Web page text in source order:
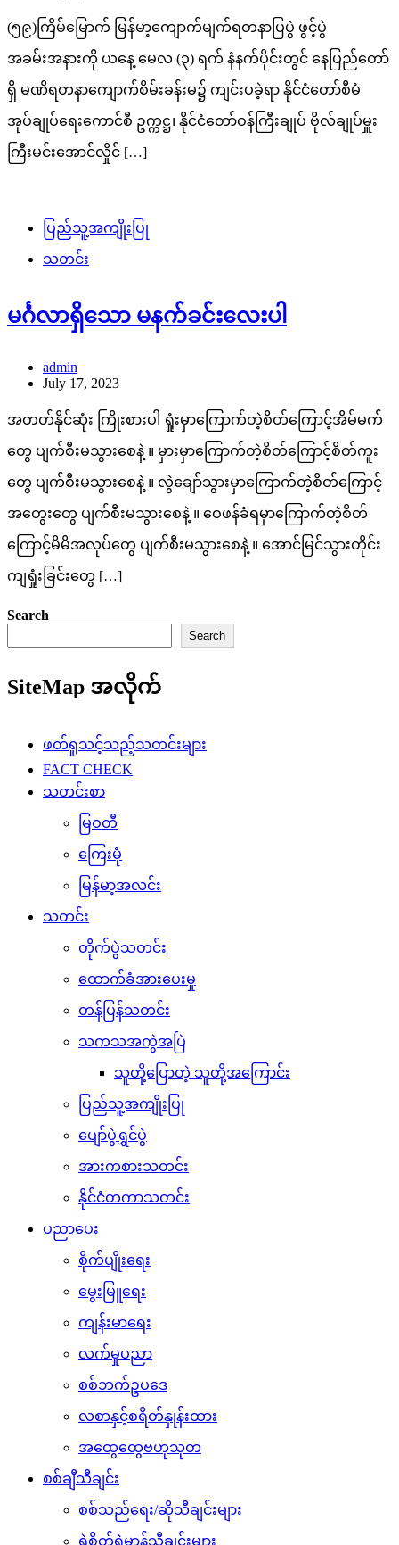
(၅၉)ကြိမ်မြောက် မြန်မာ့ကျောက်မျက်ရတနာပြပွဲ ဖွင့်ပွဲ
အခမ်းအနားကို ယနေ့ မေလ (၃) ရက် နံနက်ပိုင်းတွင် နေပြည်တော်
ရှိ မဏိရတနာကျောက်စိမ်းခန်းမ၌ ကျင်းပခဲ့ရာ နိုင်ငံတော်စီမံ
အုပ်ချုပ်ရေးကောင်စီ ဥက္ကဋ္ဌ၊ နိုင်ငံတော်ဝန်ကြီးချုပ် ဗိုလ်ချုပ်မှူး
ကြီးမင်းအောင်လှိုင် […]
ပြည်သူ့အကျိုးပြု
သတင်း
မင်္ဂလာရှိသော မနက်ခင်းလေးပါ
admin
July 17, 2023
အတတ်နိုင်ဆုံး ကြိုးစားပါ ရှုံးမှာကြောက်တဲ့စိတ်ကြောင့်အိမ်မက်
တွေ ပျက်စီးမသွားစေနဲ့ ။ မှားမှာကြောက်တဲ့စိတ်ကြောင့်စိတ်ကူး
တွေ ပျက်စီးမသွားစေနဲ့ ။ လွဲချော်သွားမှာကြောက်တဲ့စိတ်ကြောင့်
အတွေးတွေ ပျက်စီးမသွားစေနဲ့ ။ ဝေဖန်ခံရမှာကြောက်တဲ့စိတ်
ကြောင့်မိမိအလုပ်တွေ ပျက်စီးမသွားစေနဲ့ ။ အောင်မြင်သွားတိုင်း
ကျရှုံးခြင်းတွေ […]
Search
Search
SiteMap အလိုက်
ဖတ်ရှုသင့်သည့်သတင်းများ
FACT CHECK
သတင်းစာ
မြဝတီ
ကြေးမုံ
မြန်မာ့အလင်း
သတင်း
တိုက်ပွဲသတင်း
ထောက်ခံအားပေးမှု
တန်ပြန်သတင်း
သကသအကွဲအပြဲ
သူတို့ပြောတဲ့ သူတို့အကြောင်း
ပြည်သူ့အကျိုးပြု
ပျော်ပွဲရွှင်ပွဲ
အားကစားသတင်း
နိုင်ငံတကာသတင်း
ပညာပေး
စိုက်ပျိုးရေး
မွေးမြူရေး
ကျန်းမာရေး
လက်မှုပညာ
စစ်ဘက်ဥပဒေ
လစာနှင့်စရိတ်နှုန်းထား
အထွေထွေဗဟုသုတ
စစ်ချီသီချင်း
စစ်သည်ရေး/ဆိုသီချင်းများ
ရဲစိတ်ရဲမာန်သီချင်းများ